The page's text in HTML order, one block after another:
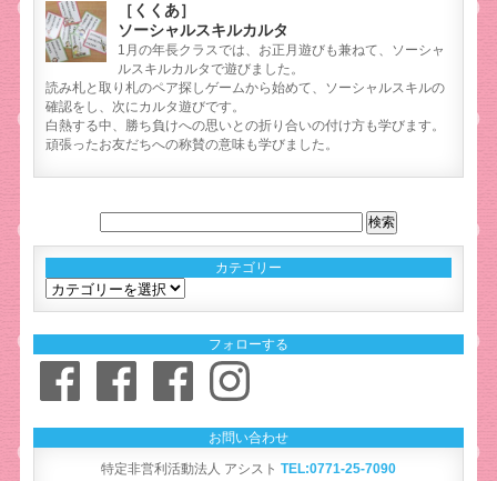
［くくあ］
ソーシャルスキルカルタ
1月の年長クラスでは、お正月遊びも兼ねて、ソーシャ
ルスキルカルタで遊びました。
読み札と取り札のペア探しゲームから始めて、ソーシャルスキルの
確認をし、次にカルタ遊びです。
白熱する中、勝ち負けへの思いとの折り合いの付け方も学びます。
頑張ったお友だちへの称賛の意味も学びました。
カテゴリー
カ
フォローする
Facebook
Facebook Facebook Instagram
お問い合わせ
特定非営利活動法人 アシスト TEL:0771-25-7090